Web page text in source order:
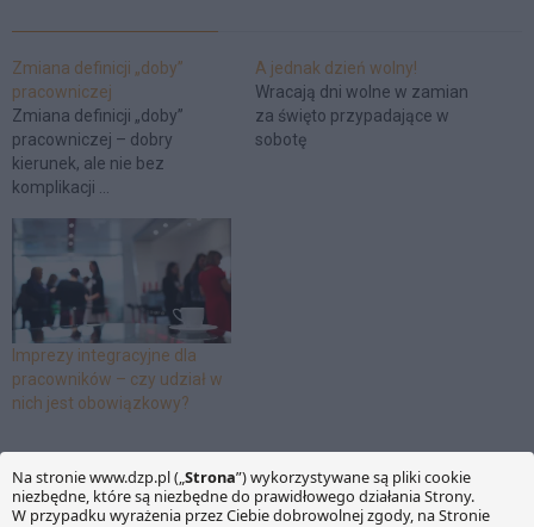
Zmiana definicji „doby”
pracowniczej
Zmiana definicji „doby”
pracowniczej – dobry
kierunek, ale nie bez
komplikacji …
A jednak dzień wolny!
Wracają dni wolne w zamian
za święto przypadające w
sobotę
Imprezy integracyjne dla
pracowników – czy udział w
nich jest obowiązkowy?
Łukasz Kuczkowski